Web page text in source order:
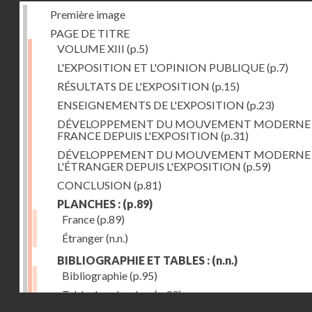
Première image
PAGE DE TITRE
VOLUME XIII (p.5)
L'EXPOSITION ET L'OPINION PUBLIQUE(p.7)
RÉSULTATS DE L'EXPOSITION (p.15)
ENSEIGNEMENTS DE L'EXPOSITION (p.23)
DÉVELOPPEMENT DU MOUVEMENT
FRANCE DEPUIS L'EXPOSITION (p.31)
DÉVELOPPEMENT DU MOUVEMENT
L'ÉTRANGER DEPUIS L'EXPOSITION (p.59)
CONCLUSION (p.81)
PLANCHES : (p.89)
France(p.89)
Étranger(n.n.)
BIBLIOGRAPHIE ET TABLES : (n.n.)
Bibliographie(p.95)
Table des planches(p.99)